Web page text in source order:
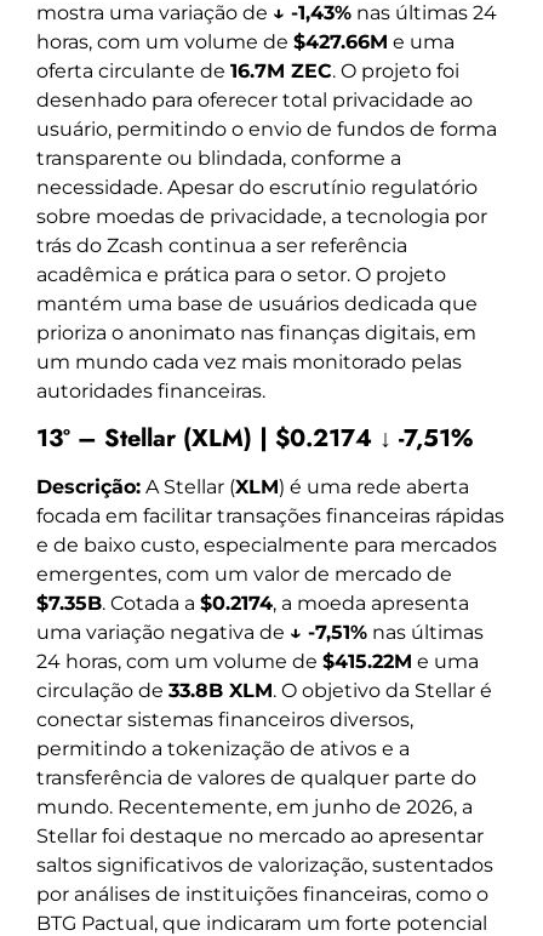
mostra uma variação de ↓ -1,43% nas últimas 24
horas, com um volume de $427.66M e uma
oferta circulante de 16.7M ZEC. O projeto foi
desenhado para oferecer total privacidade ao
usuário, permitindo o envio de fundos de forma
transparente ou blindada, conforme a
necessidade. Apesar do escrutínio regulatório
sobre moedas de privacidade, a tecnologia por
trás do Zcash continua a ser referência
acadêmica e prática para o setor. O projeto
mantém uma base de usuários dedicada que
prioriza o anonimato nas finanças digitais, em
um mundo cada vez mais monitorado pelas
autoridades financeiras.
13º – Stellar (XLM) | $0.2174 ↓ -7,51%
Descrição: A Stellar (XLM) é uma rede aberta
focada em facilitar transações financeiras rápidas
e de baixo custo, especialmente para mercados
emergentes, com um valor de mercado de
$7.35B. Cotada a $0.2174, a moeda apresenta
uma variação negativa de ↓ -7,51% nas últimas
24 horas, com um volume de $415.22M e uma
circulação de 33.8B XLM. O objetivo da Stellar é
conectar sistemas financeiros diversos,
permitindo a tokenização de ativos e a
transferência de valores de qualquer parte do
mundo. Recentemente, em junho de 2026, a
Stellar foi destaque no mercado ao apresentar
saltos significativos de valorização, sustentados
por análises de instituições financeiras, como o
BTG Pactual, que indicaram um forte potencial